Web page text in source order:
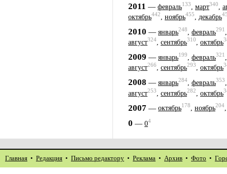
2011 — февраль133 март340
октябрь442, ноябрь455, декабрь
2010 — январь248 февраль291
август324, сентябрь310, октябрь
2009 — январь199 февраль321
август266, сентябрь293, октябрь
2008 — январь284 февраль353
август253 сентябрь282 октябрь
2007 — октябрь178, ноябрь204
0 — 04
Главная • Редакция • Письмо редактору • Реклама • Архив • Фото •